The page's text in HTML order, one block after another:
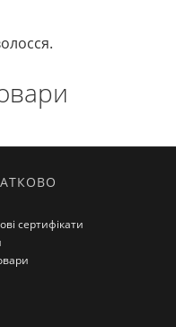
сертифікати